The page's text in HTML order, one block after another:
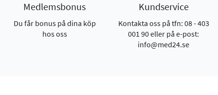
Medlemsbonus
Du får bonus på dina köp
hos oss
Kundservice
Kontakta oss på tfn: 08 - 403
001 90 eller på e-post:
info@med24.se